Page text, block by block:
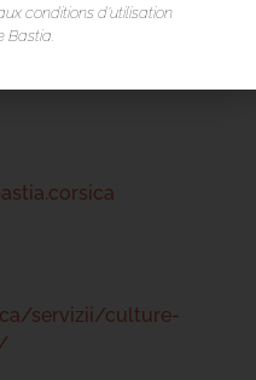
servizii/culture-
conditions d’utilisation
Bastia.